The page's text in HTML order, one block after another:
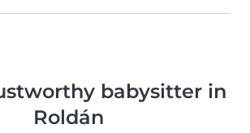
babysitter in
Roldán